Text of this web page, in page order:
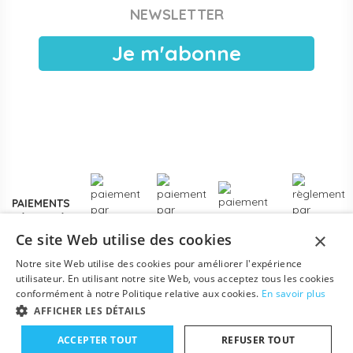
Ajouter au panier
publiques, EAJE municipales et services pétite enfance
électronique, livraison France entière. Voir les
devis pour collectivités.
ou un renouvellement de matériel.
NEWSLETTER
Je m'abonne
PAIEMENTS
Mentions légales Conditions générales - Contact
×
Ce site Web utilise des cookies
Notre site Web utilise des cookies pour améliorer l'expérience
utilisateur. En utilisant notre site Web, vous acceptez tous les cookies
conformément à notre Politique relative aux cookies. En savoir plus
AFFICHER LES DÉTAILS
ACCEPTER TOUT REFUSER TOUT